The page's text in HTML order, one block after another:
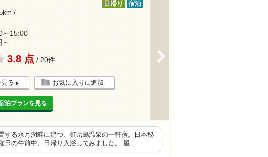
/
日帰り 宿泊
～15:00
～
3.8 点 / 20件
る お気に入りに追加
泊プランを見る
する水月湖畔に建つ、虹岳島温泉の一軒宿。日本秘
日の午前中、日帰り入浴してみました。 屋…